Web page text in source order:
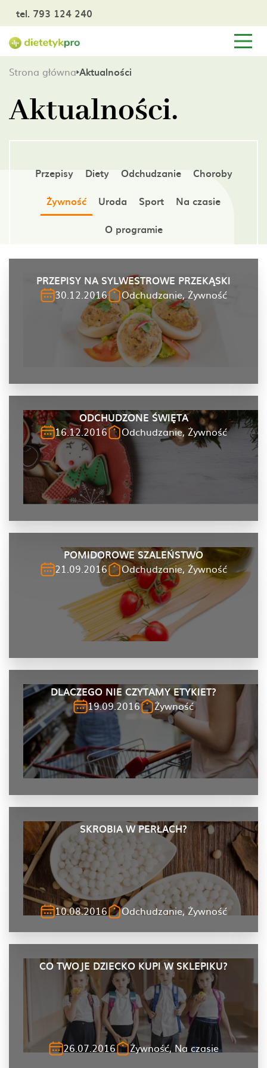
tel. 793 124 240
Strona główna Aktualności
Aktualności.
Przepisy Diety Odchudzanie
Choroby
Żywność
Uroda Sport
Na czasie
O programie
PRZEPISY NA SYLWESTROWE PRZEKĄSKI
30.12.2016
Odchudzanie, Żywność
ODCHUDZONE ŚWIĘTA
16.12.2016
Odchudzanie, Żywność
POMIDOROWE SZALEŃSTWO
21.09.2016
Odchudzanie, Żywność
DLACZEGO NIE CZYTAMY ETYKIET?
19.09.2016
Żywność
SKROBIA W PERŁACH?
10.08.2016 Odchudzanie, Żywność
CO TWOJE DZIECKO KUPI W SKLEPIKU?
26.07.2016 Żywność, Na czasie